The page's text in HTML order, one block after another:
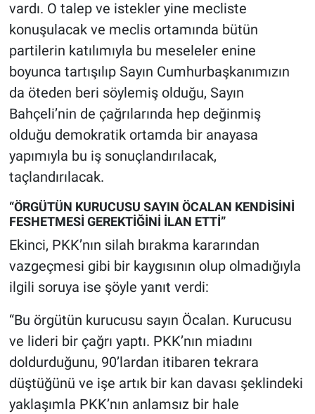
vardı. O talep ve istekler yine mecliste
konuşulacak ve meclis ortamında bütün
partilerin katılımıyla bu meseleler enine
boyunca tartışılıp Sayın Cumhurbaşkanımızın
da öteden beri söylemiş olduğu, Sayın
Bahçeli’nin de çağrılarında hep değinmiş
olduğu demokratik ortamda bir anayasa
yapımıyla bu iş sonuçlandırılacak,
taçlandırılacak.
“ÖRGÜTÜN KURUCUSU SAYIN ÖCALAN KENDİSİNİ
FESHETMESİ GEREKTİĞİNİ İLAN ETTİ”
Ekinci, PKK’nın silah bırakma kararından
vazgeçmesi gibi bir kaygısının olup olmadığıyla
ilgili soruya ise şöyle yanıt verdi:
“Bu örgütün kurucusu sayın Öcalan. Kurucusu
ve lideri bir çağrı yaptı. PKK’nın miadını
doldurduğunu, 90’lardan itibaren tekrara
düştüğünü ve işe artık bir kan davası şeklindeki
yaklaşımla PKK’nın anlamsız bir hale